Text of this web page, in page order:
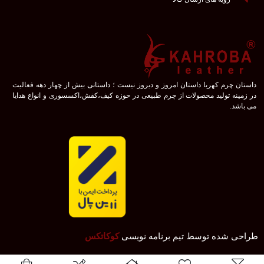
هستند. این کت‌ها معمولاً از چرم ضخیم‌تری ساخته شده‌اند و دارای جزئیات
خاصی مانند یقه‌های برجسته و زیپ‌های زیاد هستند.
کت چرم بلند
کت‌های چرم بلند گزینه‌ای مناسب برای روزهای سرد سال و موقعیت‌های
نکات مهم هنگام خرید کت چرم زنانه
انتخاب کت چرم مناسب نیازمند توجه به جزئیاتی است که بر کیفیت، راحتی
و استایل تأثیر می‌گذارند. هنگام خرید این پوشاک خاص، نکات زیر را در نظر
چرم طبیعی به دلیل دوام و ظاهر لوکس خود بهترین گزینه محسوب می‌شود.
با این حال، چرم مصنوعی نیز به دلیل قیمت مقرون‌به‌صرفه و تنوع رنگی بالا،
داستان چرم کهربا داستان امروز و دیروز نیست ؛ داستانی بیش از چهار دهه فعالیت
در زمینه تولید محصولات از چرم طبیعی در حوزه کیف،کفش،اکسسوری و انواع هدایا
می باشد.
طراحی شده توسط تیم برنامه نویسیکوکاتکس